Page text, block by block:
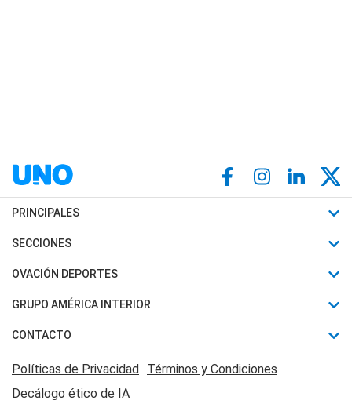
PRINCIPALES
Últimas Noticias
Política
Judiciales
Economia
SECCIONES
Horóscopo
Motores
Trucos caseros
Series y Películas
Edictos y Solicitadas
OVACIÓN DEPORTES
Fútbol
Mundial
Automovilismo
Rugby
GRUPO AMÉRICA INTERIOR
Canal 7 en Vivo
CONTACTO
Acerca de Nosotros
Contactanos
Políticas de Privacidad Términos y Condiciones
Decálogo ético de IA